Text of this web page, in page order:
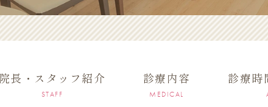
院長・スタッフ紹介
STAFF
診療内容
MEDICAL
診療時